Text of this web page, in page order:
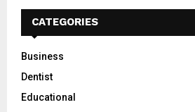
CATEGORIES
Business
Dentist
Educational